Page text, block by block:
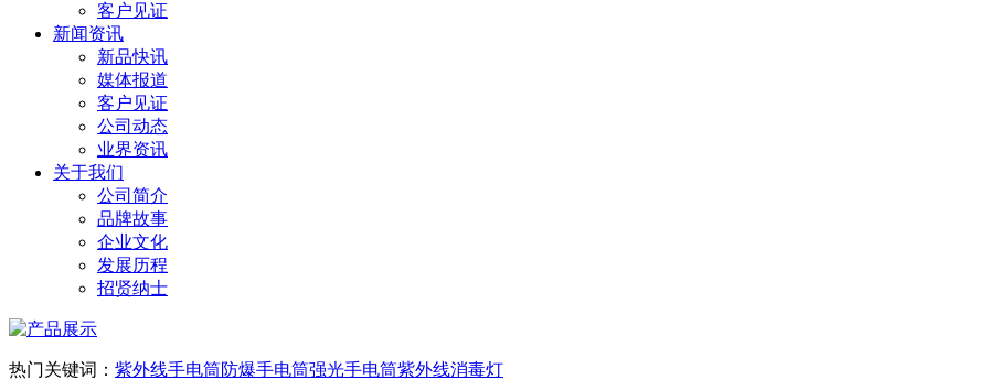
客户见证
新闻资讯
新品快讯
媒体报道
客户见证
公司动态
业界资讯
关于我们
公司简介
品牌故事
企业文化
发展历程
招贤纳士
热门关键词： 紫外线手电筒防爆手电筒强光手电筒紫外线消毒灯